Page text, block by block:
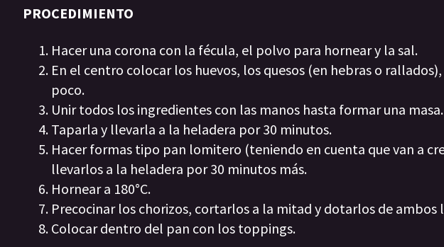
PROCEDIMIENTO
Hacer una corona con la fécula, el polvo para hornear y la sal.
En el centro colocar los huevos, los quesos (en hebras o
poco.
Unir todos los ingredientes con las manos hasta formar una masa.
Taparla y llevarla a la heladera por 30 minutos.
Hacer formas tipo pan lomitero (teniendo en cuenta que van a
llevarlos a la heladera por 30 minutos más.
Hornear a 180°C.
Precocinar los chorizos, cortarlos a la mitad y dotarlos de ambos
Colocar dentro del pan con los toppings.